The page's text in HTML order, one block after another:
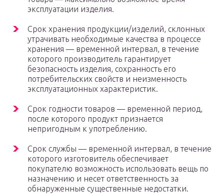
эксплуатации изделия.
Срок хранения продукции/изделий, склонных
утрачивать необходимые качества в процессе
хранения — временной интервал, в течение
которого производитель гарантирует
безопасность изделия, сохранность его
потребительских свойств и неизменность
эксплуатационных характеристик.
Срок годности товаров — временной период,
после которого продукт признается
непригодным к употреблению.
Срок службы — временной интервал, в течение
которого изготовитель обеспечивает
покупателю возможность использовать вещь по
назначению и несет ответственность за
обнаруженные существенные недостатки.